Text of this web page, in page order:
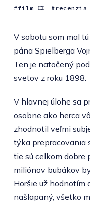
film 🎞 recenzia
V sobotu som mal
pána Spielberga
Ten je natočený
svetov z roku 1898.
V hlavnej úlohe sa
osobne ako herca
zhodnotil veľmi
týka prepracovania
tie sú celkom dobre
miliónov bubákov
Horšie už hodnotím
našlapaný, všetko